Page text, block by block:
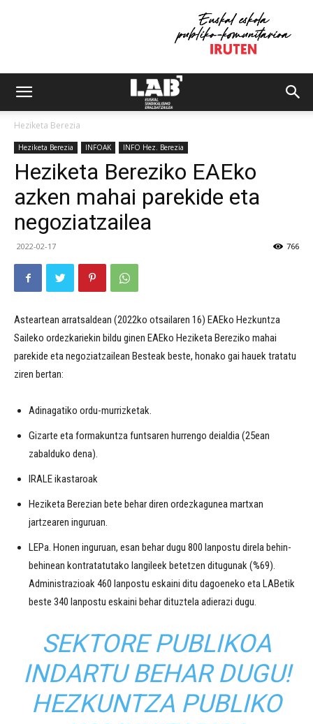
Heziketa Berezia
Heziketa Berezia INFOAK INFO Hez. Berezia
Heziketa Bereziko EAEko
azken mahai parekide eta
negoziatzailea
2022-02-17 766
Asteartean arratsaldean (2022ko otsailaren 16) EAEko Hezkuntza
Saileko ordezkariekin bildu ginen EAEko Heziketa Bereziko mahai
parekide eta negoziatzailean Besteak beste, honako gai hauek tratatu
ziren bertan:
Adinagatiko ordu-murrizketak.
Gizarte eta formakuntza funtsaren hurrengo deialdia (25ean
zabalduko dena).
IRALE ikastaroak
Heziketa Berezian bete behar diren ordezkagunea martxan
jartzearen inguruan.
LEPa. Honen inguruan, esan behar dugu 800 lanpostu direla behin-
behinean kontratatutako langileek betetzen ditugunak (%69).
Administrazioak 460 lanpostu eskaini ditu dagoeneko eta LABetik
beste 340 lanpostu eskaini behar dituztela adierazi dugu.
SEKTORE PUBLIKOA
INDARTU BEHAR DUGU!
HEZKUNTZA PUBLIKO